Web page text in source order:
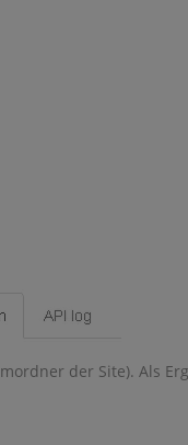
der Site). Als